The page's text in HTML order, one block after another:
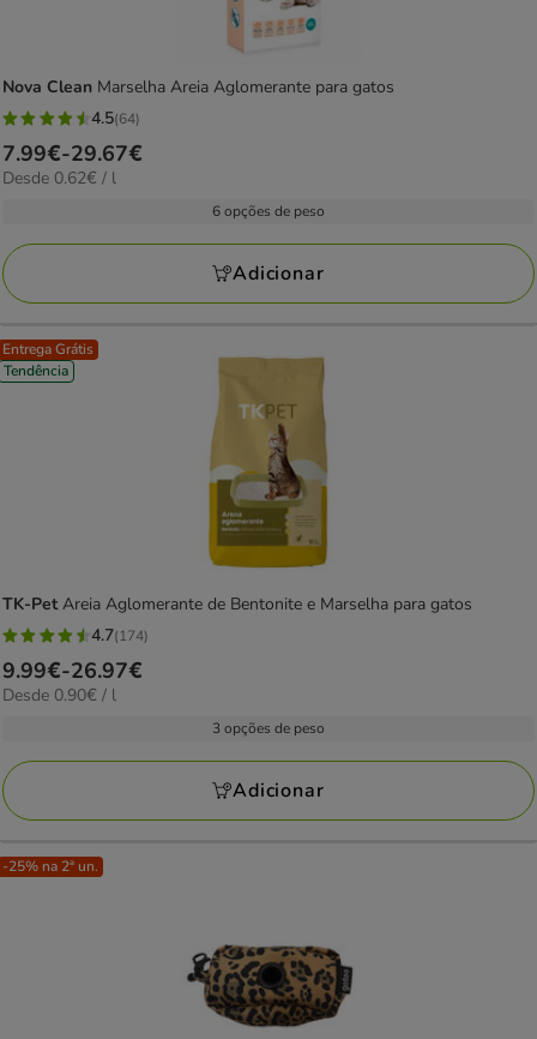
Nova Clean Marselha Areia Aglomerante para gatos
4.5
estrelas
com
avaliações
4.5(64)
Preço
de
29.67€
7.99€-29.67€
0.62€
Desde 0.62€ / l
6 opções de peso
Adicionar
Entrega Grátis
Tendência
TK-PetAreia Aglomerante de Bentonite e Marselha para gatos
4.7
estrelas
com
avaliações
4.7(174)
Preço
de
26.97€
9.99€-26.97€
0.90€
Desde 0.90€ / l
3 opções de peso
Adicionar
-25% na 2ª un.